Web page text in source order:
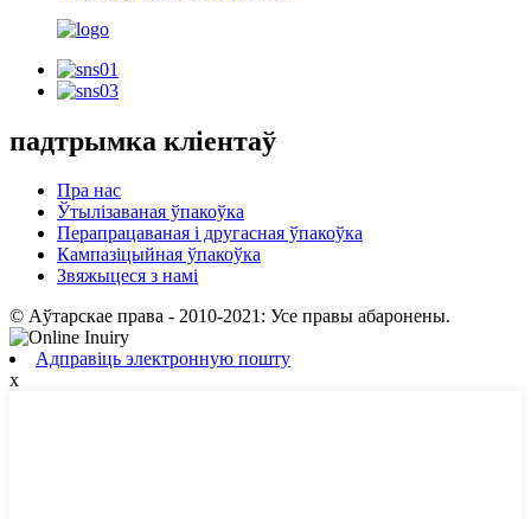
падтрымка кліентаў
Пра нас
Ўтылізаваная ўпакоўка
Перапрацаваная і другасная ўпакоўка
Кампазіцыйная ўпакоўка
Звяжыцеся з намі
© Аўтарскае права - 2010-2021: Усе правы абаронены.
Адправіць электронную пошту
x